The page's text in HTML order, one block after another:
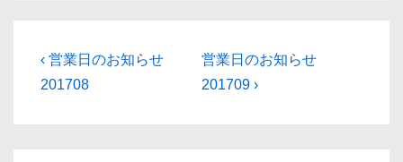
投
稿
前
の
‹ 営業日のお知らせ
201708
次
の
営業日のお知らせ
201709 ›